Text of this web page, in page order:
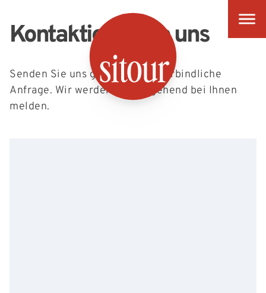
SITOUR
Kontaktieren Sie uns
Senden Sie uns gerne eine unverbindliche
Anfrage. Wir werden uns umgehend bei Ihnen
melden.